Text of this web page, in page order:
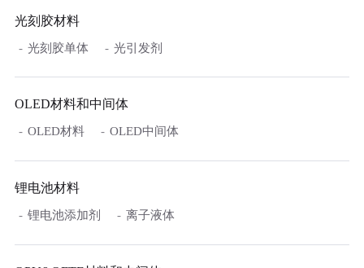
光刻胶材料
光刻胶单体 光引发剂
OLED材料和中间体
OLED材料 OLED中间体
锂电池材料
锂电池添加剂 离子液体